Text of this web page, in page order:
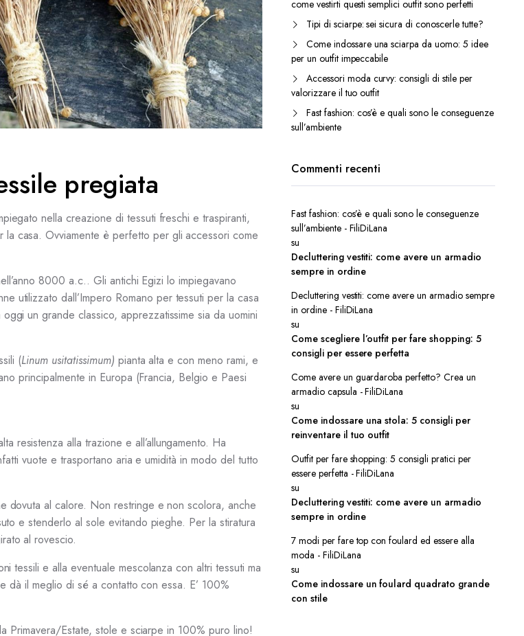
pregiata
nella creazione di tessuti freschi e traspiranti,
la casa. Ovviamente è perfetto per gli accessori come
8000 a.c.. Gli antichi Egizi lo impiegavano
utilizzato dall’Impero Romano per tessuti per la casa
un grande classico, apprezzatissime sia da uomini
(Linum usitatissimum) pianta alta e con meno rami, e
principalmente in Europa (Francia, Belgio e Paesi
resistenza alla trazione e all’allungamento. Ha
vuote e trasportano aria e umidità in modo del tutto
dovuta al calore. Non restringe e non scolora, anche
e stenderlo al sole evitando pieghe. Per la stiratura
al rovescio.
tessili e alla eventuale mescolanza con altri tessuti ma
dà il meglio di sé a contatto con essa. E’ 100%
Primavera/Estate, stole e sciarpe in 100% puro lino!
come vestirti questi semplici outfit sono perfetti
Tipi di sciarpe: sei sicura di conoscerle tutte?
Come indossare una sciarpa da uomo: 5 idee
per un outfit impeccabile
Accessori moda curvy: consigli di stile per
valorizzare il tuo outfit
Fast fashion: cos’è e quali sono le conseguenze
sull’ambiente
Commenti recenti
Fast fashion: cos’è e quali sono le conseguenze
sull’ambiente - FiliDiLana
su
Decluttering vestiti: come avere un armadio
sempre in ordine
Decluttering vestiti: come avere un armadio sempre
in ordine - FiliDiLana
su
Come scegliere l’outfit per fare shopping: 5
consigli per essere perfetta
Come avere un guardaroba perfetto? Crea un
armadio capsula - FiliDiLana
su
Come indossare una stola: 5 consigli per
reinventare il tuo outfit
Outfit per fare shopping: 5 consigli pratici per
essere perfetta - FiliDiLana
su
Decluttering vestiti: come avere un armadio
sempre in ordine
7 modi per fare top con foulard ed essere alla
moda - FiliDiLana
su
Come indossare un foulard quadrato grande
con stile